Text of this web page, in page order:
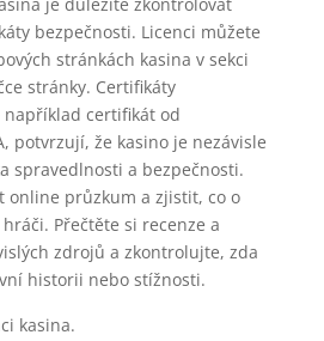
bezpečnosti. Licenci můžete
stránkách kasina v sekci
stránky. Certifikáty
například certifikát od
potvrzují, že kasino je nezávisle
spravedlnosti a bezpečnosti.
online průzkum a zjistit, co o
Přečtěte si recenze a
zdrojů a zkontrolujte, zda
historii nebo stížnosti.
kasina.